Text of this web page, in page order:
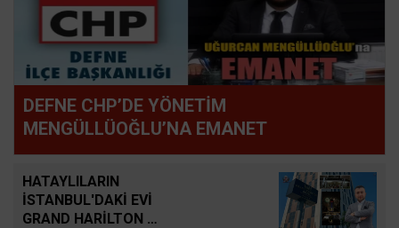
DEFNE CHP’DE YÖNETİM
MENGÜLLÜOĞLU’NA EMANET
HATAYLILARIN
İSTANBUL'DAKİ EVİ
GRAND HARİLTON 2